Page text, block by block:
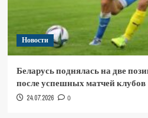
Новости
Беларусь поднялась на две
после успешных матчей клубов
24.07.2026 0